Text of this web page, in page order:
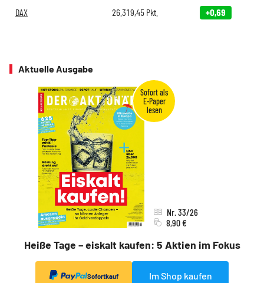
DAX 26.319,45Pkt. +0,69
Aktuelle Ausgabe
Heiße Tage – eiskalt kaufen: 5 Aktien im Fokus
Nr. 33/26
8,90 €
Sofortkauf Im Shop kaufen